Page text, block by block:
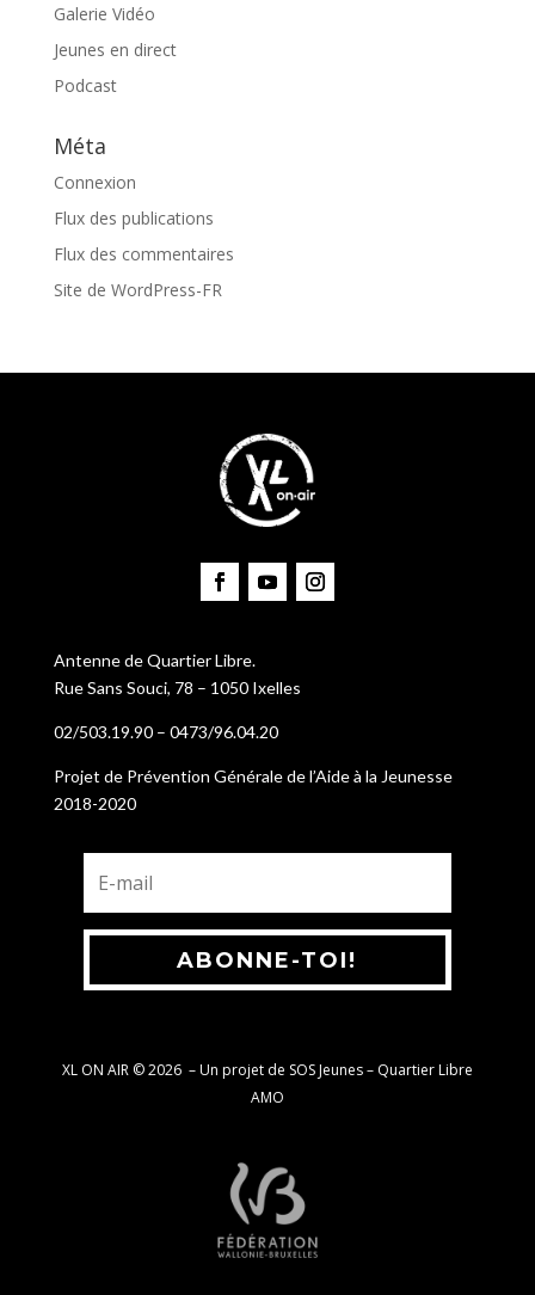
Galerie Vidéo
Jeunes en direct
Podcast
Méta
Connexion
Flux des publications
Flux des commentaires
Site de WordPress-FR
Antenne de Quartier Libre.
Rue Sans Souci, 78 – 1050 Ixelles
02/503.19.90 – 0473/96.04.20
Projet de Prévention Générale de l’Aide à la Jeunesse
2018-2020
ABONNE-TOI!
XL ON AIR © 2026 –Un projet de SOS Jeunes – Quartier Libre
AMO